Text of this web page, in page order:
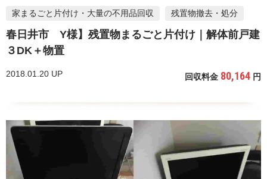
家まるごと片付け・大量の不用品回収 残置物撤去・処分
春日井市 Y様】残置物まるごと片付け｜解体前戸建
３DK＋物置
2018.01.20 UP 回収料金 80,164 円